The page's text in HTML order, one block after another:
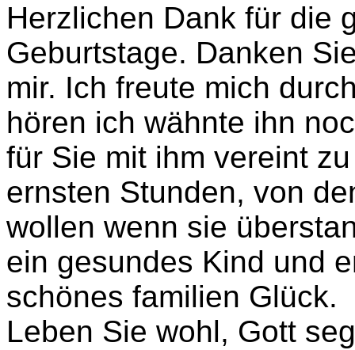
Herzlichen Dank für die
Geburtstage. Danken
mir. Ich freute mich
hören ich wähnte ihn
für Sie mit ihm vereint
ernsten Stunden, von
wollen wenn sie
ein gesundes Kind und
schönes familien Glück.
Leben Sie wohl, Gott